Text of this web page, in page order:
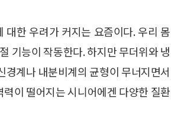
한 우려가 커지는 요즘이다. 우리 몸
기능이 작동한다. 하지만 무더위와 냉
계나 내분비계의 균형이 무너지면서
이 떨어지는 시니어에겐 다양한 질환